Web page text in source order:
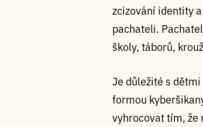
zcizování identity
pachateli.
školy, táborů,
Je důležité s
formou
vyhrocovat tím, že